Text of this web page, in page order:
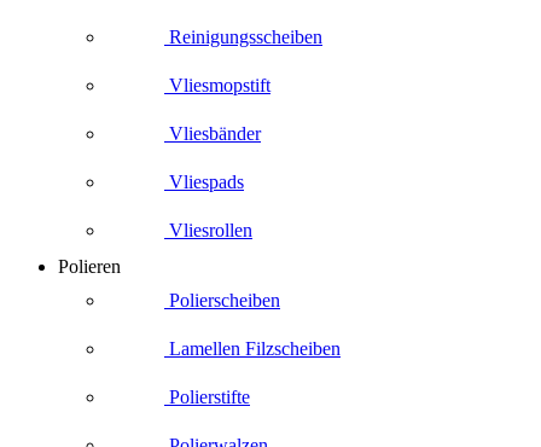
Reinigungsscheiben
Vliesmopstift
Vliesbänder
Vliespads
Vliesrollen
Polieren
Polierscheiben
Lamellen Filzscheiben
Polierstifte